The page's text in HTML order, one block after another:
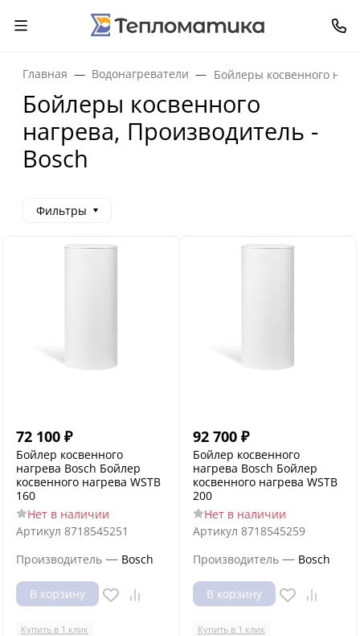
Главная Водонагреватели Бойлеры косвенного
Бойлеры косвенного
нагрева, Производитель -
Bosch
Фильтры
72 100 ₽
Бойлер косвенного
нагрева Bosch Бойлер
косвенного нагрева WSTB
160
Нет в наличии
Артикул 8718545251
Производитель — Bosch
В корзину
Купить в 1 клик
92 700 ₽
Бойлер косвенного
нагрева Bosch Бойлер
косвенного нагрева WSTB
200
Нет в наличии
Артикул 8718545259
Производитель — Bosch
В корзину
Купить в 1 клик